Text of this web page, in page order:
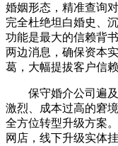
婚姻形态，精准查询
完全杜绝坦白婚史、
功能是最大的信赖背
两边消息，确保资本
葛，大幅提拔客户信
保守婚介公司遍及
激烈、成本过高的窘
全方位转型升级方案
网店，线下升级实体